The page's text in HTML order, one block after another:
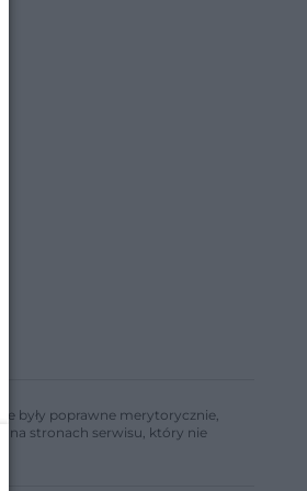
były poprawne merytorycznie,
na stronach serwisu, który nie